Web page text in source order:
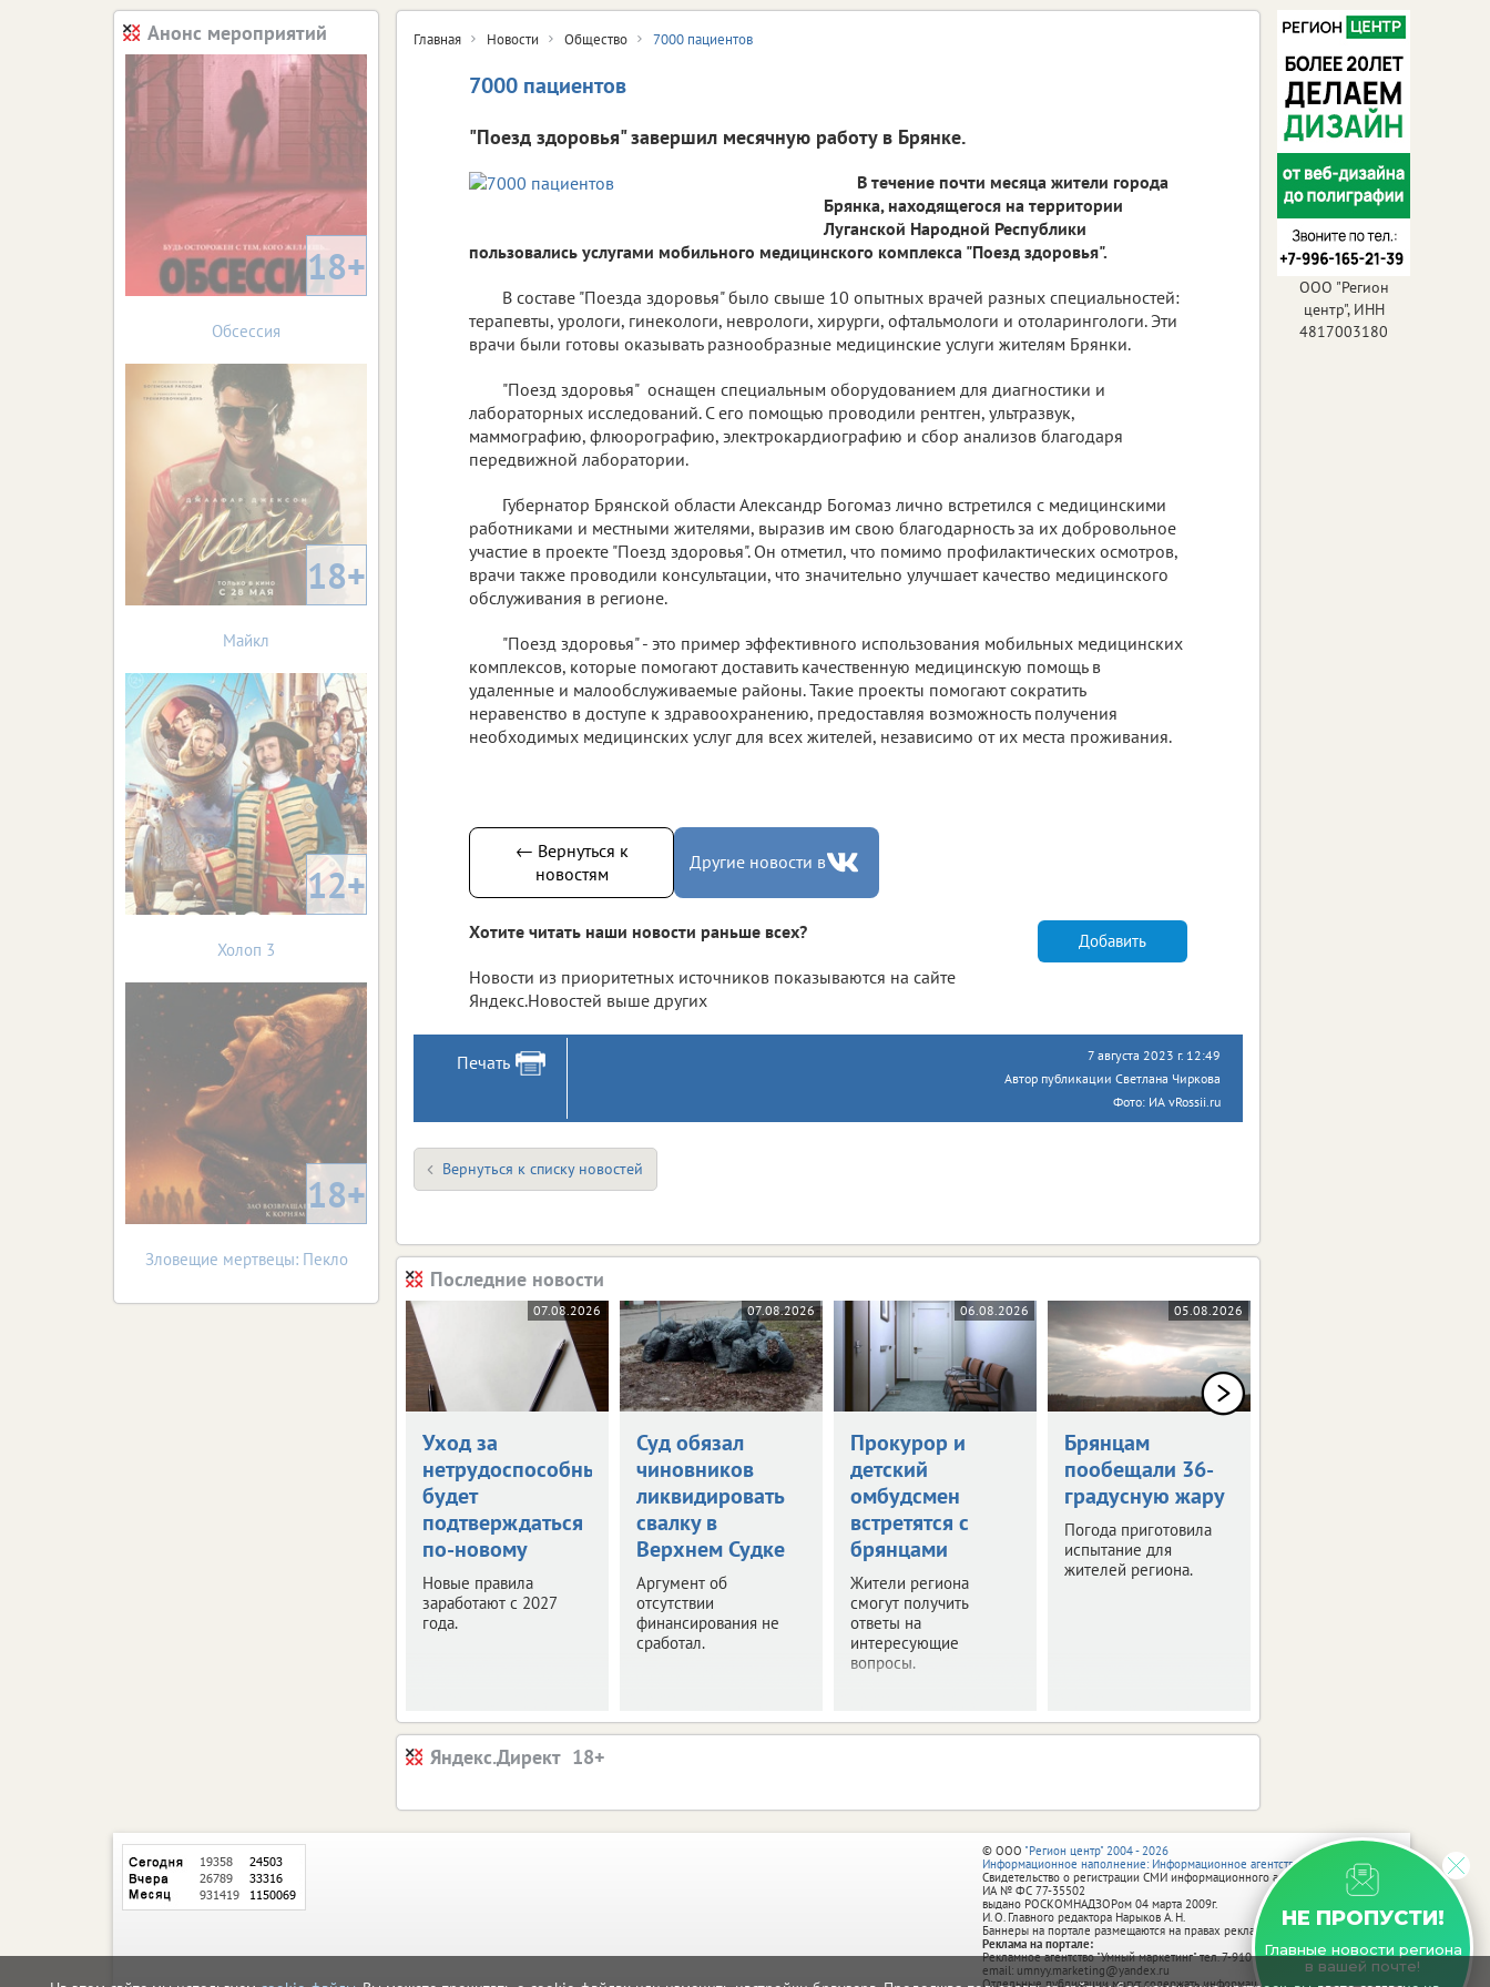
Главная Новости Общество 7000 пациентов
7000 пациентов
"Поезд здоровья" завершил месячную работу в Брянке.
В течение почти месяца жители города
Брянка, находящегося на территории
Луганской Народной Республики
пользовались услугами мобильного медицинского комплекса "Поезд здоровья".
В составе "Поезда здоровья" было свыше 10 опытных врачей разных специальностей:
терапевты, урологи, гинекологи, неврологи, хирурги, офтальмологи и отоларингологи. Эти
врачи были готовы оказывать разнообразные медицинские услуги жителям Брянки.
"Поезд здоровья" оснащен специальным оборудованием для диагностики и
лабораторных исследований. С его помощью проводили рентген, ультразвук,
маммографию, флюорографию, электрокардиографию и сбор анализов благодаря
передвижной лаборатории.
Губернатор Брянской области Александр Богомаз лично встретился с медицинскими
работниками и местными жителями, выразив им свою благодарность за их добровольное
участие в проекте "Поезд здоровья". Он отметил, что помимо профилактических осмотров,
врачи также проводили консультации, что значительно улучшает качество медицинского
обслуживания в регионе.
"Поезд здоровья" - это пример эффективного использования мобильных медицинских
комплексов, которые помогают доставить качественную медицинскую помощь в
удаленные и малообслуживаемые районы. Такие проекты помогают сократить
неравенство в доступе к здравоохранению, предоставляя возможность получения
необходимых медицинских услуг для всех жителей, независимо от их места проживания.
← Вернуться к
новостям
Другие новости в
Хотите читать наши новости раньше всех?
Новости из приоритетных источников показываются на сайте
Яндекс.Новостей выше других
Добавить
Печать
7 августа 2023 г. 12:49
Автор публикации Светлана Чиркова
Фото: ИА vRossii.ru
Вернуться к списку новостей
Последние новости
07.08.2026
Уход за
нетрудоспособными
будет
подтверждаться
по-новому
Новые правила
заработают с 2027
года.
07.08.2026
Суд обязал
чиновников
ликвидировать
свалку в
Верхнем Судке
Аргумент об
отсутствии
финансирования не
сработал.
06.08.2026
Прокурор и
детский
омбудсмен
встретятся с
брянцами
Жители региона
смогут получить
ответы на
интересующие
вопросы.
05.08.2026
Брянцам
пообещали 36-
градусную жару
Погода приготовила
испытание для
жителей региона.
Яндекс.Директ
Анонс мероприятий
18+
Обсессия
18+
Майкл
12+
Холоп 3
18+
Зловещие мертвецы: Пекло
ООО "Регион
центр", ИНН
4817003180
НЕ ПРОПУСТИ!
Главные новости региона
в вашей почте!
© ООО "Регион центр" 2004 - 2026
Информационное наполнение: Информационное агентство vRossii.ru
Свидетельство о регистрации СМИ информационного агентства vRossii.ru
ИА № ФС 77‑35502
выдано РОСКОМНАДЗОРом 04 марта 2009г.
И. О. Главного редактора Нарыков А. Н.
Баннеры на портале размещаются на правах рекламы.
Реклама на портале:
Рекламное агентство "Умный маркетинг" тел. 7-910-267-70-40,
email: umnyy.marketing@yandex.ru
Отдельные публикации могут содержать информацию, не предназначенную